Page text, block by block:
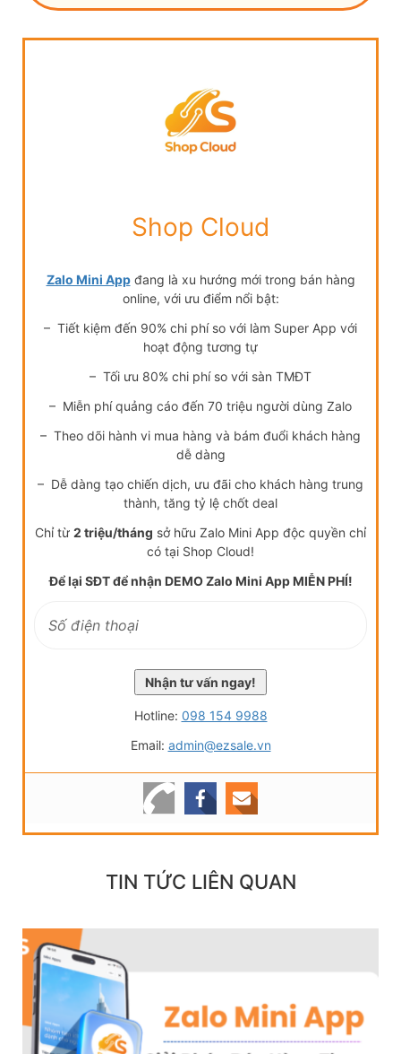
Shop Cloud
Zalo Mini Appđang là xu hướng mới trong bán hàng
online, với ưu điểm nổi bật:
– Tiết kiệm đến 90% chi phí so với làm Super App với
hoạt động tương tự
– Tối ưu 80% chi phí so với sàn TMĐT
– Miễn phí quảng cáo đến 70 triệu người dùng Zalo
– Theo dõi hành vi mua hàng và bám đuổi khách hàng
dễ dàng
– Dễ dàng tạo chiến dịch, ưu đãi cho khách hàng trung
thành, tăng tỷ lệ chốt deal
Chỉ từ 2 triệu/tháng sở hữu Zalo Mini App độc quyền chỉ
có tại Shop Cloud!
Để lại SĐT để nhận DEMO Zalo Mini App MIỄN PHÍ!
Hotline: 098 154 9988
Email: admin@ezsale.vn
TIN TỨC LIÊN QUAN